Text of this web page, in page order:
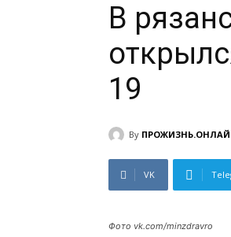
В
19
By
VK
Фото vk.com/minzdravro